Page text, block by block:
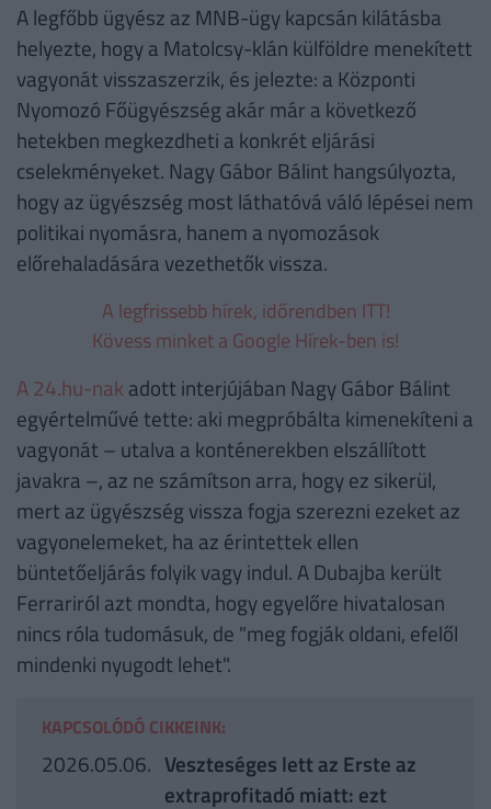
A legfőbb ügyész az MNB-ügy kapcsán kilátásba
helyezte, hogy a Matolcsy-klán külföldre menekített
vagyonát visszaszerzik, és jelezte: a Központi
Nyomozó Főügyészség akár már a következő
hetekben megkezdheti a konkrét eljárási
cselekményeket. Nagy Gábor Bálint hangsúlyozta,
hogy az ügyészség most láthatóvá váló lépései nem
politikai nyomásra, hanem a nyomozások
előrehaladására vezethetők vissza.
A legfrissebb hírek, időrendben ITT!
Kövess minket a Google Hírek-ben is!
A 24.hu-nak adott interjújában Nagy Gábor Bálint
egyértelművé tette: aki megpróbálta kimenekíteni a
vagyonát – utalva a konténerekben elszállított
javakra –, az ne számítson arra, hogy ez sikerül,
mert az ügyészség vissza fogja szerezni ezeket az
vagyonelemeket, ha az érintettek ellen
büntetőeljárás folyik vagy indul. A Dubajba került
Ferrariról azt mondta, hogy egyelőre hivatalosan
nincs róla tudomásuk, de "meg fogják oldani, efelől
mindenki nyugodt lehet".
KAPCSOLÓDÓ CIKKEINK:
2026.05.06. Veszteséges lett az Erste az
extraprofitadó miatt: ezt